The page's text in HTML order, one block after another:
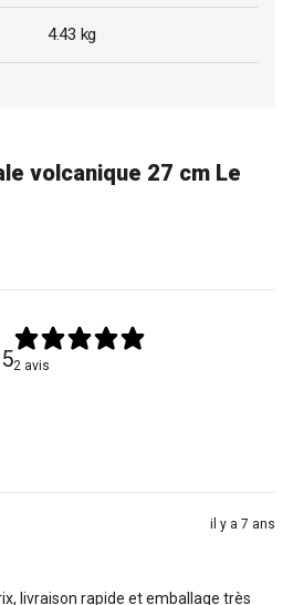
4.43 kg
volcanique 27 cm Le
2 avis
il y a 7 ans
livraison rapide et emballage très